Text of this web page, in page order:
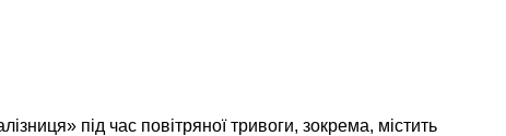
під час повітряної тривоги, зокрема, містить